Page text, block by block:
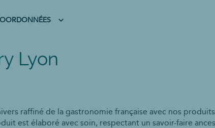
Lyon
raffiné de la gastronomie française avec nos
est élaboré avec soin, respectant un savoir-faire